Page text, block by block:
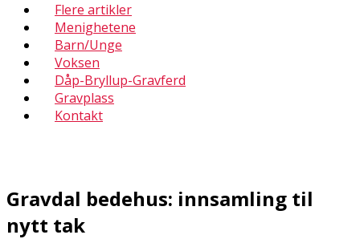
Flere artikler
Menighetene
Barn/Unge
Voksen
Dåp-Bryllup-Gravferd
Gravplass
Kontakt
Gravdal bedehus: innsamling til
nytt tak